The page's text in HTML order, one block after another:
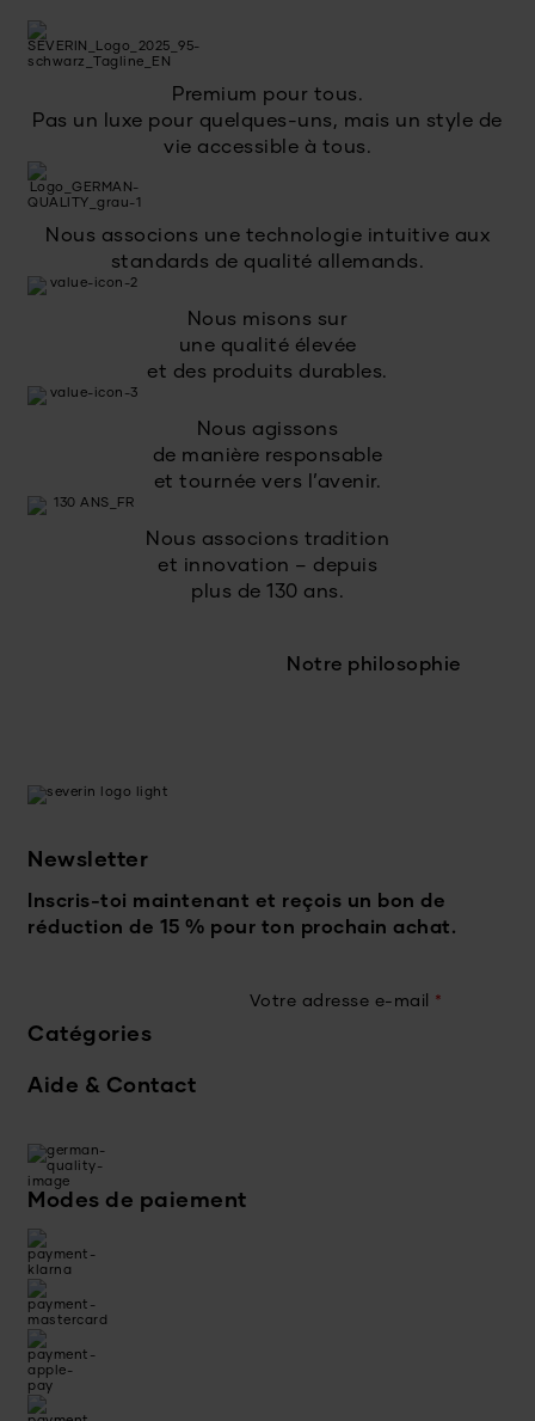
Premium pour tous.
Pas un luxe pour quelques-uns, mais un style de
vie accessible à tous.
Nous associons une technologie intuitive aux
standards de qualité allemands.
Nous misons sur
une qualité élevée
et des produits durables.
Nous agissons
de manière responsable
et tournée vers l’avenir.
Nous associons tradition
et innovation – depuis
plus de 130 ans.
Notre philosophie
Newsletter
Inscris-toi maintenant et reçois un bon de
réduction de 15 % pour ton prochain achat.
Votre adresse e-mail *
Catégories
Aide & Contact
Modes de paiement